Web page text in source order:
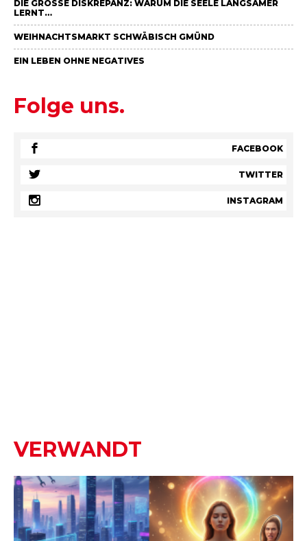
DIE GROSSE DISKREPANZ: WARUM DIE SEELE LANGSAMER L
ERNT…
WEIHNACHTSMARKT SCHWÄBISCH GMÜND
EIN LEBEN OHNE NEGATIVES
Folge uns.
FACEBOOK
TWITTER
INSTAGRAM
VERWANDT